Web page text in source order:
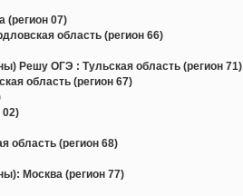
(регион 07)
область (регион 66)
Решу ОГЭ : Тульская область (регион 71)
область (регион 67)
02)
область (регион 68)
Москва (регион 77)